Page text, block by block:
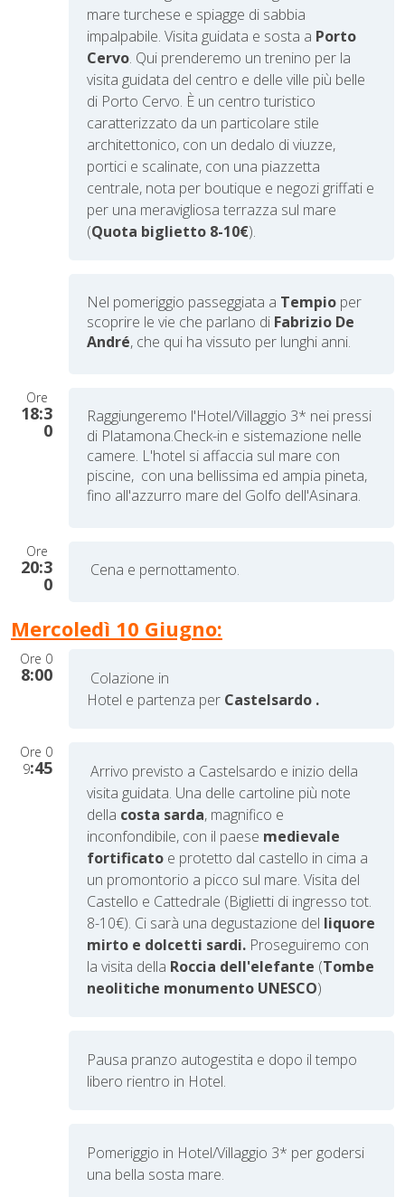
mare turchese e spiagge di sabbia
impalpabile. Visita guidata e sosta a Porto
Cervo. Qui prenderemo un trenino per la
visita guidata del centro e delle ville più belle
di Porto Cervo. È un centro turistico
caratterizzato da un particolare stile
architettonico, con un dedalo di viuzze,
portici e scalinate, con una piazzetta
centrale, nota per boutique e negozi griffati e
per una meravigliosa terrazza sul mare
(Quota biglietto 8-10€).
Nel pomeriggio passeggiata a Tempioper
scoprire le vie che parlano di Fabrizio De
André, che qui ha vissuto per lunghi anni.
Ore
18:3
0
Raggiungeremo l'Hotel/Villaggio 3* nei pressi
di Platamona.Check-in e sistemazione nelle
camere. L'hotel si affaccia sul mare con
piscine, con una bellissima ed ampia pineta,
fino all'azzurro mare del Golfo dell'Asinara.
Ore
20:3
0
Cena e pernottamento.
Mercoledì 10 Giugno:
Ore 0
8:00
Colazione in
Hotel e partenza perCastelsardo .
Ore 0
9:45 Arrivo previsto a Castelsardo e inizio della
visita guidata. Una delle cartoline più note
della costa sarda, magnifico e
inconfondibile, con il paese medievale
fortificatoe protetto dal castello in cima a
un promontorio a picco sul mare. Visita del
Castello e Cattedrale (Biglietti di ingresso tot.
8-10€). Ci sarà una degustazione del liquore
mirto e dolcetti sardi. Proseguiremo con
la visita della Roccia dell'elefante (Tombe
neolitiche monumento UNESCO)
Pausa pranzo autogestita e dopo il tempo
libero rientro in Hotel.
Pomeriggio in Hotel/Villaggio 3* per godersi
una bella sosta mare.